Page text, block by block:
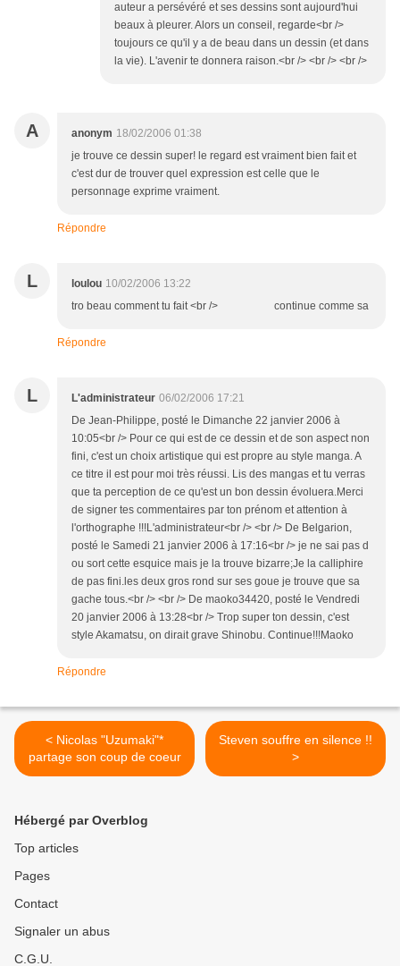
auteur a persévéré et ses dessins sont aujourd'hui
beaux à pleurer. Alors un conseil, regarde<br />
toujours ce qu'il y a de beau dans un dessin (et dans
la vie). L'avenir te donnera raison.<br /> <br /> <br />
A anonym 18/02/2006 01:38
je trouve ce dessin super! le regard est vraiment bien fait et
c'est dur de trouver quel expression est celle que le
personnage exprime vraiment.
Répondre
L loulou 10/02/2006 13:22
tro beau comment tu fait <br /> continue comme sa
Répondre
L L'administrateur 06/02/2006 17:21
De Jean-Philippe, posté le Dimanche 22 janvier 2006 à
10:05<br /> Pour ce qui est de ce dessin et de son aspect non
fini, c'est un choix artistique qui est propre au style manga. A
ce titre il est pour moi très réussi. Lis des mangas et tu verras
que ta perception de ce qu'est un bon dessin évoluera.Merci
de signer tes commentaires par ton prénom et attention à
l'orthographe !!!L'administrateur<br /> <br /> De Belgarion,
posté le Samedi 21 janvier 2006 à 17:16<br /> je ne sai pas d
ou sort cette esquice mais je la trouve bizarre;Je la calliphire
de pas fini.les deux gros rond sur ses goue je trouve que sa
gache tous.<br /> <br /> De maoko34420, posté le Vendredi
20 janvier 2006 à 13:28<br /> Trop super ton dessin, c'est
style Akamatsu, on dirait grave Shinobu. Continue!!!Maoko
Répondre
< Nicolas "Uzumaki"*
partage son coup de coeur
Steven souffre en silence !!
>
Hébergé par Overblog
Top articles
Pages
Contact
Signaler un abus
C.G.U.